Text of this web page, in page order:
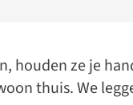
houden ze je
thuis. We